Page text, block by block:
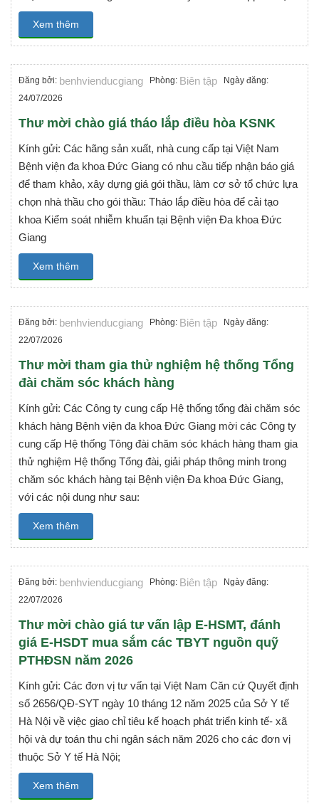
Xem thêm
Đăng bởi: benhvienducgiang Phòng: Biên tập Ngày đăng:
24/07/2026
Thư mời chào giá tháo lắp điều hòa KSNK
Kính gửi: Các hãng sản xuất, nhà cung cấp tại Việt Nam
Bệnh viện đa khoa Đức Giang có nhu cầu tiếp nhận báo giá
để tham khảo, xây dựng giá gói thầu, làm cơ sở tổ chức lựa
chọn nhà thầu cho gói thầu: Tháo lắp điều hòa để cải tạo
khoa Kiểm soát nhiễm khuẩn tại Bệnh viện Đa khoa Đức
Giang
Xem thêm
Đăng bởi: benhvienducgiang Phòng: Biên tập Ngày đăng:
22/07/2026
Thư mời tham gia thử nghiệm hệ thống Tổng
đài chăm sóc khách hàng
Kính gửi: Các Công ty cung cấp Hệ thống tổng đài chăm sóc
khách hàng Bệnh viện đa khoa Đức Giang mời các Công ty
cung cấp Hệ thống Tông đài chăm sóc khách hàng tham gia
thử nghiệm Hệ thống Tổng đài, giải pháp thông minh trong
chăm sóc khách hàng tại Bệnh viện Đa khoa Đức Giang,
với các nội dung như sau:
Xem thêm
Đăng bởi: benhvienducgiang Phòng: Biên tập Ngày đăng:
22/07/2026
Thư mời chào giá tư vấn lập E-HSMT, đánh
giá E-HSDT mua sắm các TBYT nguồn quỹ
PTHĐSN năm 2026
Kính gửi: Các đơn vị tư vấn tại Việt Nam Căn cứ Quyết định
số 2656/QĐ-SYT ngày 10 tháng 12 năm 2025 của Sở Y tế
Hà Nội về việc giao chỉ tiêu kế hoạch phát triển kinh tế- xã
hội và dự toán thu chi ngân sách năm 2026 cho các đơn vị
thuộc Sở Y tế Hà Nội;
Xem thêm